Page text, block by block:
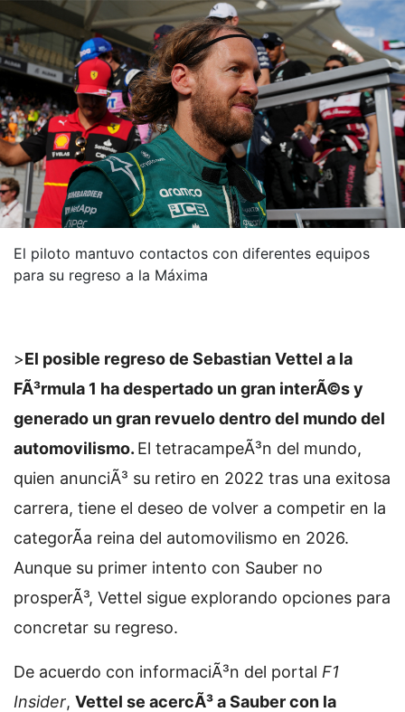
El piloto mantuvo contactos con diferentes equipos
para su regreso a la Máxima
>El posible regreso de Sebastian Vettel a la
FÃ³rmula 1 ha despertado un gran interÃ©s y
generado un gran revuelo dentro del mundo del
automovilismo. El tetracampeÃ³n del mundo,
quien anunciÃ³ su retiro en 2022 tras una exitosa
carrera, tiene el deseo de volver a competir en la
categorÃ­a reina del automovilismo en 2026.
Aunque su primer intento con Sauber no
prosperÃ³, Vettel sigue explorando opciones para
concretar su regreso.
De acuerdo con informaciÃ³n del portal F1
Insider, Vettel se acercÃ³ a Sauber con la